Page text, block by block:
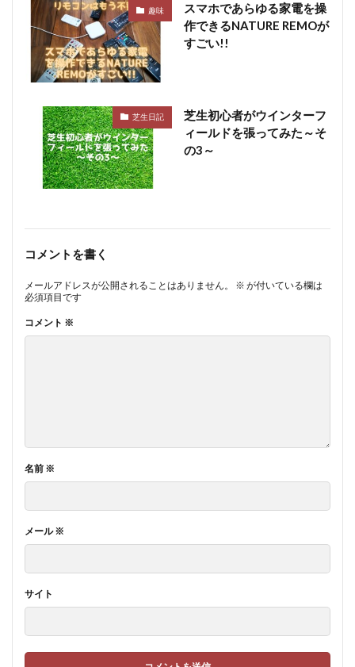
趣味
スマホであらゆる家電を操
作できるNATURE REMOが
すごい!!
芝生日記
芝生初心者がウインターフ
ィールドを張ってみた～そ
の3～
コメントを書く
メールアドレスが公開されることはありません。 ※ が付いている欄は
必須項目です
コメント ※
名前 ※
メール※
サイト